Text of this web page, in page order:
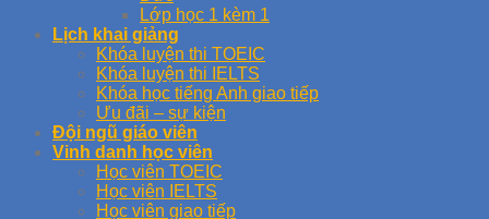
Lớp học 1 kèm 1
Lịch khai giảng
Khóa luyện thi TOEIC
Khóa luyện thi IELTS
Khóa học tiếng Anh giao tiếp
Ưu đãi – sự kiện
Đội ngũ giáo viên
Vinh danh học viên
Học viên TOEIC
Học viên IELTS
Học viên giao tiếp